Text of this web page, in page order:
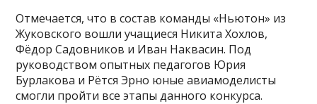
Отмечается, что в состав команды «Ньютон» из
Жуковского вошли учащиеся Никита Хохлов,
Фёдор Садовников и Иван Наквасин. Под
руководством опытных педагогов Юрия
Бурлакова и Рётся Эрно юные авиамоделисты
смогли пройти все этапы данного конкурса.